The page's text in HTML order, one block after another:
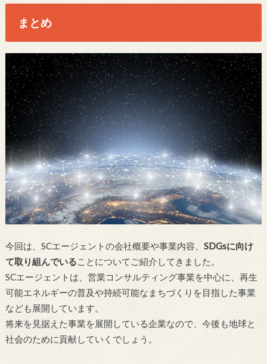
まとめ
今回は、SCエージェントの会社概要や事業内容、 SDGsに向け
て取り組んでいることについてご紹介してきました。
SCエージェントは、営業コンサルティング事業を中心に、再生
可能エネルギーの普及や持続可能なまちづくりを目指した事業
なども展開しています。
将来を見据えた事業を展開している企業なので、今後も地球と
社会のために貢献していくでしょう。